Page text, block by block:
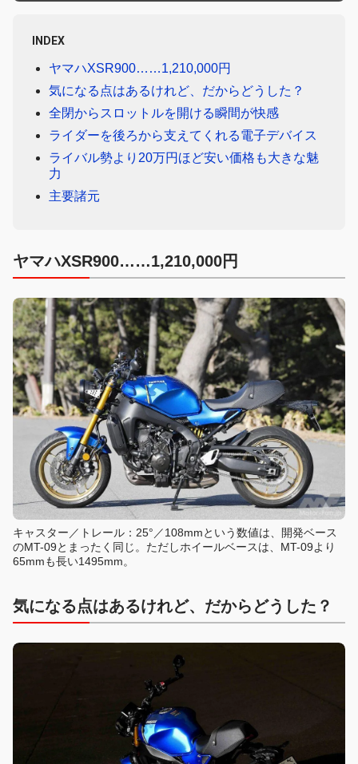
INDEX
ヤマハXSR900……1,210,000円
気になる点はあるけれど、だからどうした？
全閉からスロットルを開ける瞬間が快感
ライダーを後ろから支えてくれる電子デバイス
ライバル勢より20万円ほど安い価格も大きな魅
力
主要諸元
ヤマハXSR900……1,210,000円
キャスター／トレール：25°／108mmという数値は、開発ベース
のMT-09とまったく同じ。ただしホイールベースは、MT-09より
65mmも長い1495mm。
気になる点はあるけれど、だからどうした？